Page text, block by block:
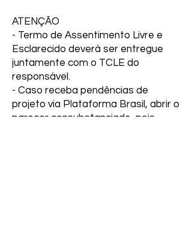
ATENÇÃO
- Termo de Assentimento Livre e
Esclarecido deverá ser entregue
juntamente com o TCLE do
responsável.
- Caso receba pendências de
projeto via Plataforma Brasil, abrir o
parecer consubstanciado, pois